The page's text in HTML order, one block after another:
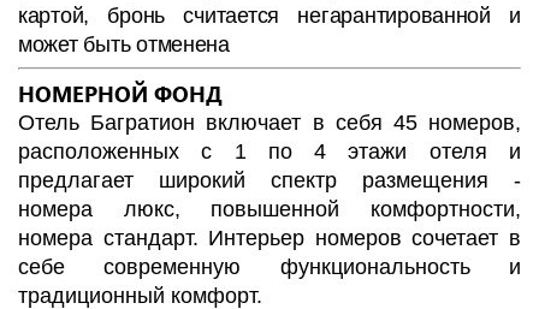
картой, бронь считается негарантированной и
может быть отменена
НОМЕРНОЙ ФОНД
Отель Багратион включает в себя 45 номеров,
расположенных с 1 по 4 этажи отеля и
предлагает широкий спектр размещения -
номера люкс, повышенной комфортности,
номера стандарт. Интерьер номеров сочетает в
себе современную функциональность и
традиционный комфорт.